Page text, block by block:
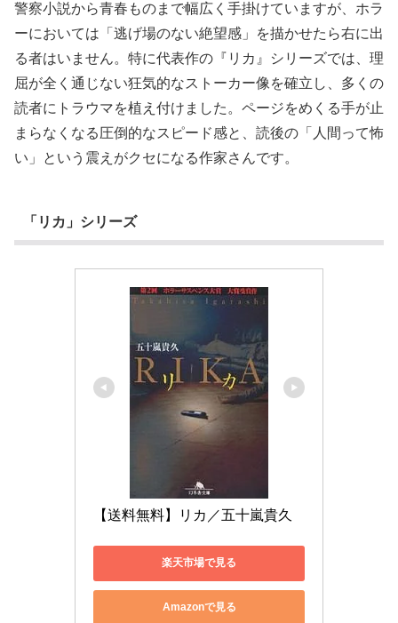
警察小説から青春ものまで幅広く手掛けていますが、ホラ
ーにおいては「逃げ場のない絶望感」を描かせたら右に出
る者はいません。特に代表作の『リカ』シリーズでは、理
屈が全く通じない狂気的なストーカー像を確立し、多くの
読者にトラウマを植え付けました。ページをめくる手が止
まらなくなる圧倒的なスピード感と、読後の「人間って怖
い」という震えがクセになる作家さんです。
「リカ」シリーズ
【送料無料】リカ／五十嵐貴久
楽天市場で見る
Amazonで見る